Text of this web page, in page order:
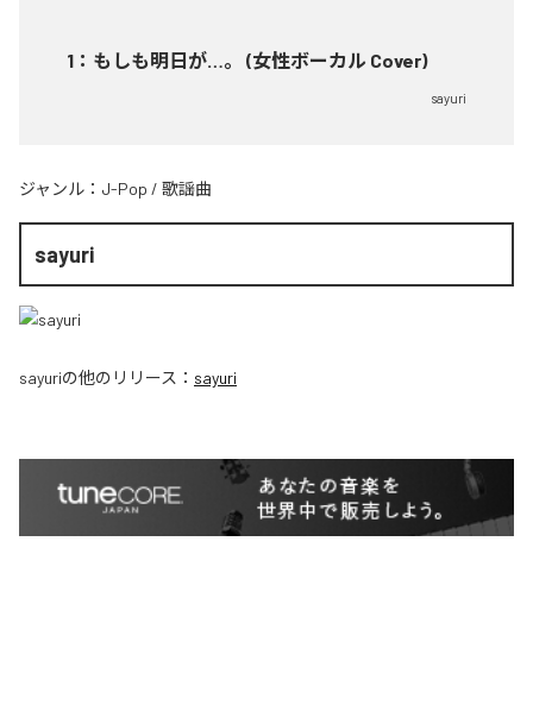
1 ： もしも明日が…。 (女性ボーカル Cover)
sayuri
ジャンル： J-Pop / 歌謡曲
sayuri
sayuriの他のリリース： sayuri